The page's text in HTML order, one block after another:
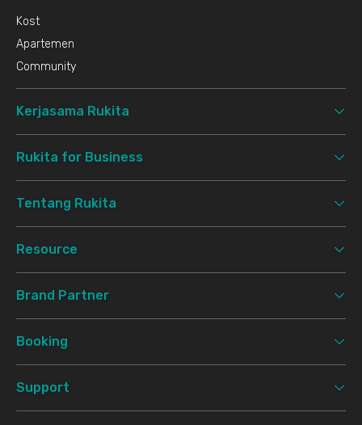
Kost
Apartemen
Community
Kerjasama Rukita
Rukita for Business
Tentang Rukita
Resource
Brand Partner
Booking
Support